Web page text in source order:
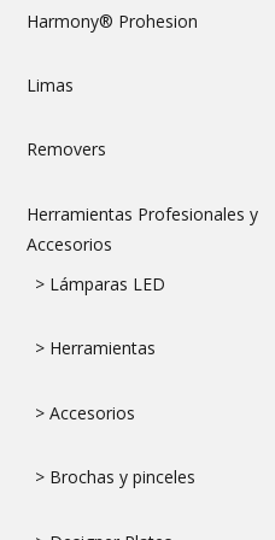
Harmony® Prohesion
Limas
Removers
Herramientas Profesionales y
Accesorios
> Lámparas LED
> Herramientas
> Accesorios
> Brochas y pinceles